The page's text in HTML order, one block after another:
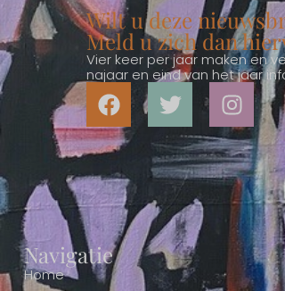
Wilt u deze
Meld u zich dan
Vier keer per jaar maken en
najaar en eind van het jaar
Navigatie
Home